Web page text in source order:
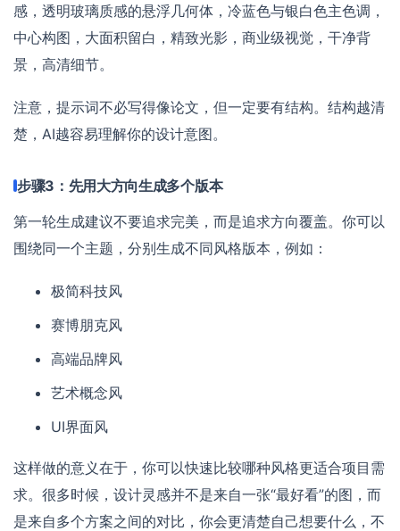
感，透明玻璃质感的悬浮几何体，冷蓝色与银白色主色调，
中心构图，大面积留白，精致光影，商业级视觉，干净背
景，高清细节。
注意，提示词不必写得像论文，但一定要有结构。结构越清
楚，AI越容易理解你的设计意图。
步骤3：先用大方向生成多个版本
第一轮生成建议不要追求完美，而是追求方向覆盖。你可以
围绕同一个主题，分别生成不同风格版本，例如：
极简科技风
赛博朋克风
高端品牌风
艺术概念风
UI界面风
这样做的意义在于，你可以快速比较哪种风格更适合项目需
求。很多时候，设计灵感并不是来自一张“最好看”的图，而
是来自多个方案之间的对比，你会更清楚自己想要什么，不